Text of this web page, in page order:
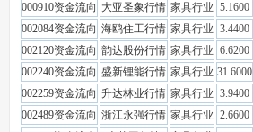
000910资金流向 大亚圣象行情 家具行业 5.1600
002084资金流向 海鸥住工行情 家具行业 3.4400
002120资金流向 韵达股份行情 家具行业 6.6200
002240资金流向 盛新锂能行情 家具行业 31.6000
002259资金流向 升达林业行情 家具行业 3.9400
002489资金流向 浙江永强行情 家具行业 2.6600